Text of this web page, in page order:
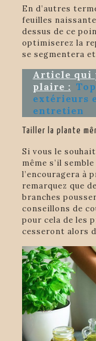
En d’autres
feuilles
dessus de ce
optimiserez la
se segmentera
Article qui
plaire :
extérieurs
entretien
Tailler la plante
Si vous le
même s’il
l’encouragera à
remarquez que
branches
conseillons de
pour cela de les
cesseront alors